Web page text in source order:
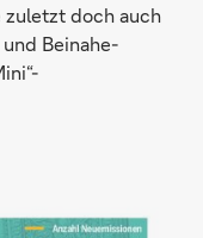
zuletzt doch auch
Beinahe-